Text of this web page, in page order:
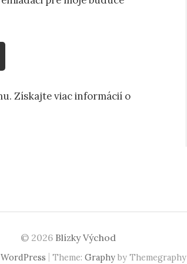
Získajte viac informácií o
© 2026 Blízky Východ
WordPress | Theme: Graphy by Themegraphy